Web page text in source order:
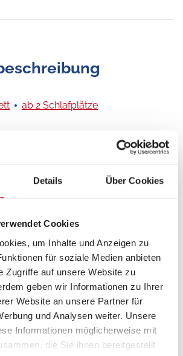
Details Über Cookies
Cookies
um Inhalte und Anzeigen zu
für soziale Medien anbieten
Zugriffe auf unsere Website zu
geben wir Informationen zu Ihrer
Website an unsere Partner für
und Analysen weiter. Unsere
Informationen möglicherweise mit
die Sie ihnen bereitgestellt
ab 2 Schlafplätze
Doppel-/franz. Bett
(Bug)